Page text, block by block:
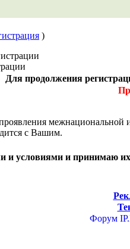
)
Для продолжения
межнациональной
c Вашим.
и условиями и принимаю
Форум